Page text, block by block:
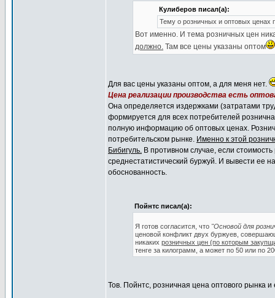
Кулиберов писал(а):
Тему о розничных и оптовых ценах
Вот именно. И тема розничных цен
должно. Там все цены указаны оптом
Для вас цены указаны оптом, а для меня нет.
Цена реализации производства есть
Она определяется издержками (затратами
формируется для всех потребителей
полную информацию об оптовых ценах.
потребительском рынке. Именно к этой
Бибигуль. В противном случае, если
среднестатистический буржуй. И вывести ее
обоснованность.
Пойнтс писал(а):
Я готов согласится, что "Основой для
ценовой конфликт двух буржуев,
никаких розничных цен (по которым
тенге за килограмм, а может по 50 или по
Тов. Пойнтс, розничная цена оптового рынка